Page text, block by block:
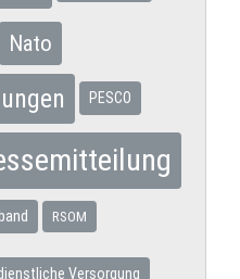
Nato
PESCO
RSOM
Versorgung